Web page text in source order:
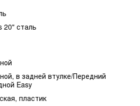
20" сталь
в задней втулке/Передний
Easy
пластик